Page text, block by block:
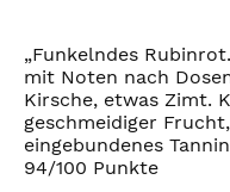
„Funkelndes
mit Noten nach
Kirsche, etwas Zimt.
geschmeidiger
eingebundenes
94/100 Punkte